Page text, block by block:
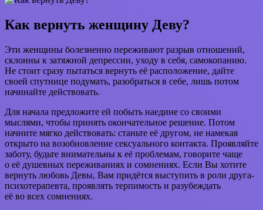
Как вернуть женщину Деву?
Эти женщины болезненно переживают разрыв отношений,
склонны к затяжной депрессии, уходу в себя, самокопанию.
Не стоит сразу пытаться вернуть её расположение, дайте
своей спутнице подумать, разобраться в себе, лишь потом
начинайте действовать.
Для начала предложите ей побыть наедине со своими
мыслями, чтобы принять окончательное решение. Потом
начните мягко действовать: станьте её другом, не намекая
открыто на возобновление сексуального контакта. Проявляйте
заботу, будьте внимательны к её проблемам, говорите чаще
о её душевных переживаниях и сомнениях. Если Вы хотите
вернуть любовь Девы, Вам придётся выступить в роли друга-
психотерапевта, проявлять терпимость и разубеждать
её во всех сомнениях.